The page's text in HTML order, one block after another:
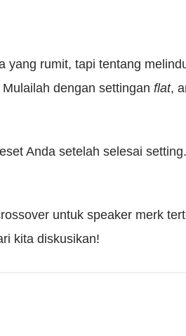
yang rumit, tapi tentang
dengan settingan flat,
Anda setelah selesai
untuk speaker merk
kita diskusikan!